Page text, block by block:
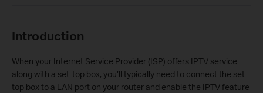
Introduction
When your Internet Service Provider (ISP) offers IPTV service
along with a set-top box, you’ll typically need to connect the set-
top box to a LAN port on your router and enable the IPTV feature